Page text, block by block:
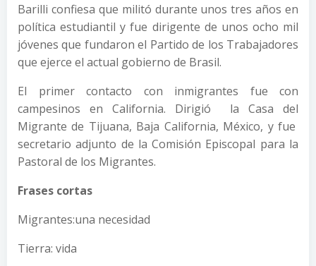
Barilli confiesa que militó durante unos tres años en
política estudiantil y fue dirigente de unos ocho mil
jóvenes que fundaron el Partido de los Trabajadores
que ejerce el actual gobierno de Brasil.
El primer contacto con inmigrantes fue con
campesinos en California. Dirigió la Casa del
Migrante de Tijuana, Baja California, México, y fue
secretario adjunto de la Comisión Episcopal para la
Pastoral de los Migrantes.
Frases cortas
Migrantes:una necesidad
Tierra: vida